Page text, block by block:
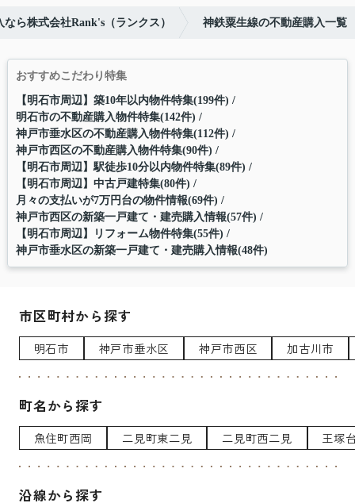
ら株式会社Rank's（ランクス） 神鉄粟生線の不動産購入一覧
おすすめこだわり特集
【明石市周辺】築10年以内物件特集(199件)
明石市の不動産購入物件特集(142件)
神戸市垂水区の不動産購入物件特集(112件)
神戸市西区の不動産購入物件特集(90件)
【明石市周辺】駅徒歩10分以内物件特集(89件)
【明石市周辺】中古戸建特集(80件)
月々の支払いが7万円台の物件情報(69件)
神戸市西区の新築一戸建て・建売購入情報(57件)
【明石市周辺】リフォーム物件特集(55件)
神戸市垂水区の新築一戸建て・建売購入情報(48件)
市区町村から探す
明石市 神戸市垂水区 神戸市西区 加古川市
町名から探す
魚住町西岡 二見町東二見 二見町西二見 王塚
沿線から探す